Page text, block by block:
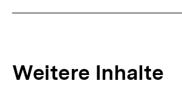
Weitere Inhalte